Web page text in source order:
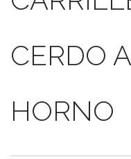
CERDO
HORNO